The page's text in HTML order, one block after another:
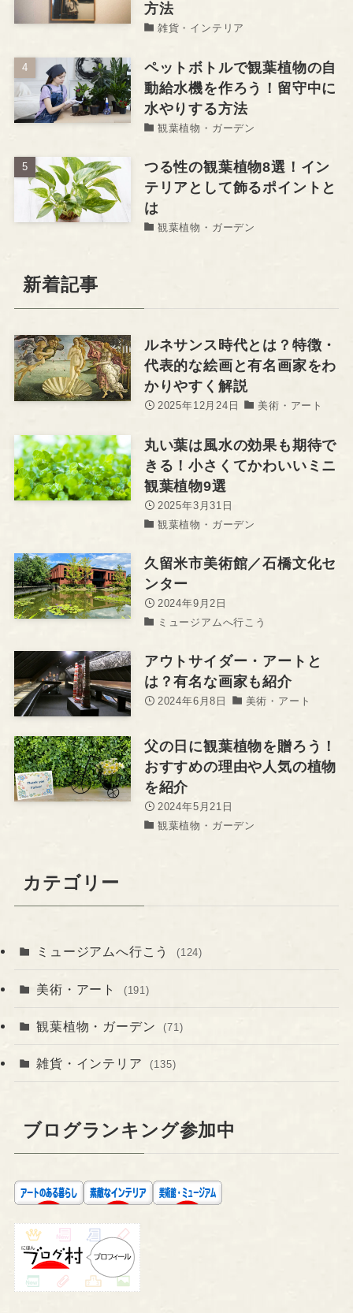
方法
雑貨・インテリア
ペットボトルで観葉植物の自
動給水機を作ろう！留守中に
水やりする方法
観葉植物・ガーデン
つる性の観葉植物8選！イン
テリアとして飾るポイントと
は
観葉植物・ガーデン
新着記事
ルネサンス時代とは？特徴・
代表的な絵画と有名画家をわ
かりやすく解説
2025年12月24日 美術・アート
丸い葉は風水の効果も期待で
きる！小さくてかわいいミニ
観葉植物9選
2025年3月31日
観葉植物・ガーデン
久留米市美術館／石橋文化セ
ンター
2024年9月2日
ミュージアムへ行こう
アウトサイダー・アートと
は？有名な画家も紹介
2024年6月8日 美術・アート
父の日に観葉植物を贈ろう！
おすすめの理由や人気の植物
を紹介
2024年5月21日
観葉植物・ガーデン
カテゴリー
ミュージアムへ行こう (124)
美術・アート (191)
観葉植物・ガーデン (71)
雑貨・インテリア (135)
ブログランキング参加中